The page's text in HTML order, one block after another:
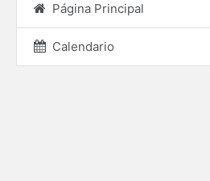
Página Principal
Calendario